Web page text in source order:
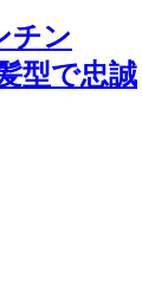
チン
型で忠誠